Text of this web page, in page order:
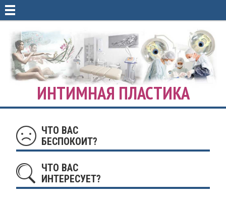
ИНТИМНАЯ ПЛАСТИКА
ЧТО ВАС
БЕСПОКОИТ?
ЧТО ВАС
ИНТЕРЕСУЕТ?